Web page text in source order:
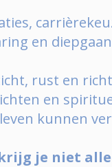
en
rust en
en
kunnen
je niet